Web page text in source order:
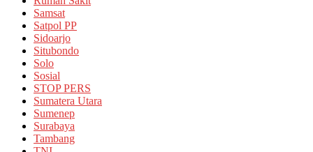
Samsat
Satpol PP
Sidoarjo
Situbondo
Solo
Sosial
STOP PERS
Sumatera Utara
Sumenep
Surabaya
Tambang